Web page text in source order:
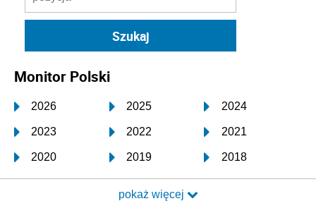
Monitor Polski
2026 2025 2024
2023 2022 2021
2020 2019 2018
2017 2016 2015
pokaż więcej